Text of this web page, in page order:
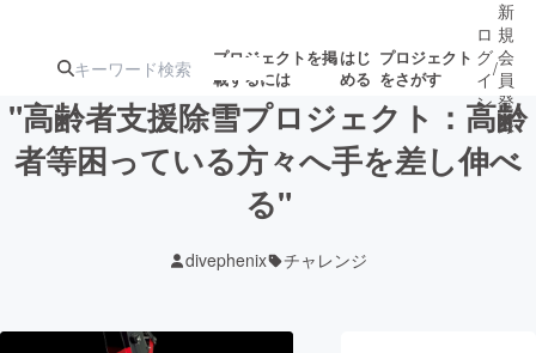
プロジェクトを掲
載するには
はじ
める
プロジェクト
をさがす
注目の新着プロ募集終了が近いプ
ロ
グ
イ
ン
/
新
規
会
員
登
録
"高齢者支援除雪プロジェクト：高齢
者等困っている方々へ手を差し伸べ
る"
divephenix チャレンジ